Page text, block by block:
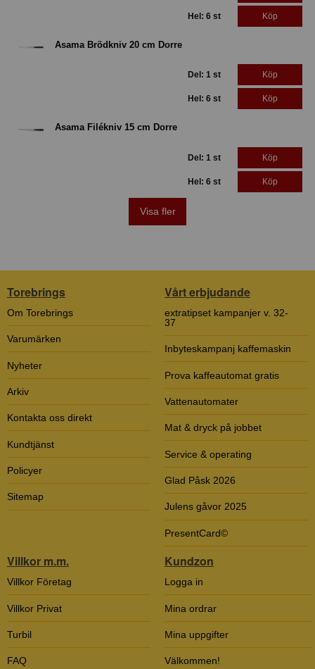
Hel: 6 st Köp
Asama Brödkniv 20 cm Dorre
Del: 1 st Köp
Hel: 6 st Köp
Asama Filékniv 15 cm Dorre
Del: 1 st Köp
Hel: 6 st Köp
Visa fler
Torebrings
Om Torebrings
Varumärken
Nyheter
Arkiv
Kontakta oss direkt
Kundtjänst
Policyer
Sitemap
Vårt erbjudande
extratipset kampanjer v. 32-
37
Inbyteskampanj kaffemaskin
Prova kaffeautomat gratis
Vattenautomater
Mat & dryck på jobbet
Service & operating
Glad Påsk 2026
Julens gåvor 2025
PresentCard©
Villkor m.m.
Villkor Företag
Villkor Privat
Turbil
FAQ
Kundzon
Logga in
Mina ordrar
Mina uppgifter
Välkommen!